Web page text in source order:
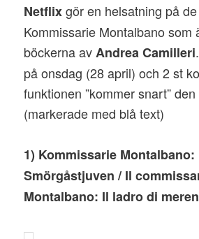
Netflixgör en helsatning på
Kommissarie Montalbano som
böckerna avAndrea Camilleri
på onsdag (28 april) och 2 st
funktionen ”kommer snart”
(markerade med blå text)
1) Kommissarie Montalbano:
Smörgåstjuven / Il
Montalbano: Il ladro di